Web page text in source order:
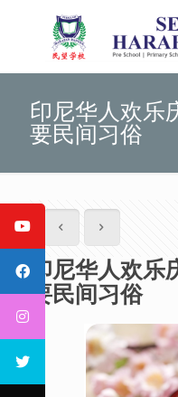
印尼华人欢乐
要民间习俗
印尼华人欢
要民间习俗